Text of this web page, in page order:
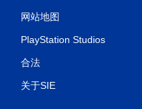
网站地图
PlayStation Studios
合法
关于SIE